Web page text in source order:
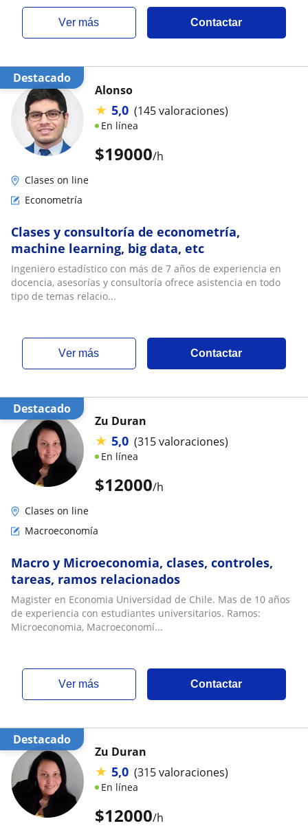
ver más Contactar
Destacado
$19000/h
Alonso
★ 5,0 (145 valoraciones)
En línea
Clases on line
Econometría
Clases y consultoría de econometría,
machine learning, big data, etc
Ingeniero estadístico con más de 7 años de experiencia en
docencia, asesorías y consultoría ofrece asistencia en todo
tipo de temas relacio...
ver más Contactar
Destacado
$12000/h
Zu Duran
★ 5,0 (315 valoraciones)
En línea
Clases on line
Macroeconomía
Macro y Microeconomia, clases, controles,
tareas, ramos relacionados
Magister en Economia Universidad de Chile. Mas de 10 años
de experiencia con estudiantes universitarios. Ramos:
Microeconomia, Macroeconomí...
ver más Contactar
Destacado
$12000/h
Zu Duran
★ 5,0 (315 valoraciones)
En línea